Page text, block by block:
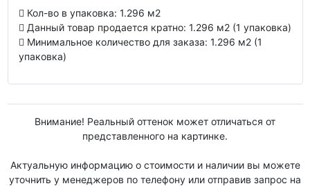
Кол-во в упаковка: 1.296 м2
Данный товар продается кратно: 1.296 м2 (1 упаковка)
Минимальное количество для заказа: 1.296 м2 (1
упаковка)
Внимание! Реальный оттенок может отличаться от
представленного на картинке.
Актуальную информацию о стоимости и наличии вы можете
уточнить у менеджеров по телефону или отправив запрос на